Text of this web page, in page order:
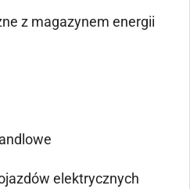
z magazynem energii
elektrycznych